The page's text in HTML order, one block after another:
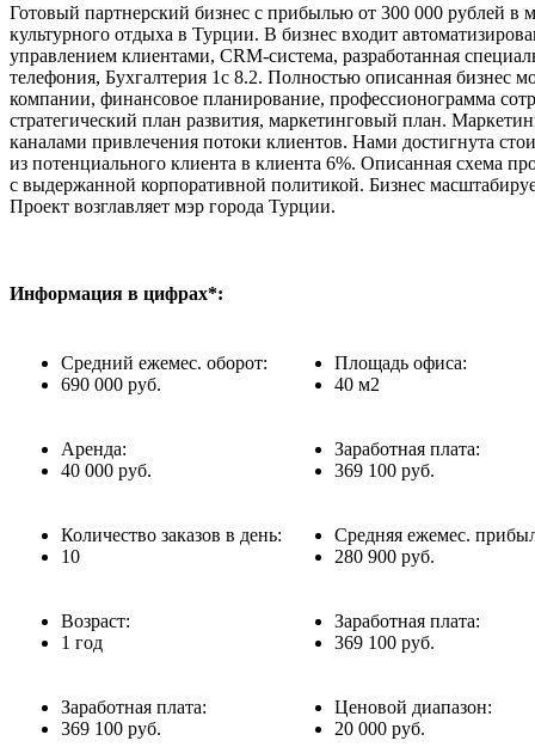
Готовый партнерский бизнес с прибылью от 300 000 рублей в
культурного отдыха в Турции. В бизнес входит
управлением клиентами, CRM-система, разработанная
телефония, Бухгалтерия 1с 8.2. Полностью описанная бизнес
компании, финансовое планирование, профессионограмма
стратегический план развития, маркетинговый план.
каналами привлечения потоки клиентов. Нами достигнута
из потенциального клиента в клиента 6%. Описанная схема
с выдержанной корпоративной политикой. Бизнес
Проект возглавляет мэр города Турции.
Информация в цифрах*:
Средний ежемес. оборот:
690 000 руб.
Площадь офиса:
40 м2
Аренда:
40 000 руб.
Заработная плата:
369 100 руб.
Количество заказов в день:
10
Средняя ежемес.
280 900 руб.
Возраст:
1 год
Заработная плата:
369 100 руб.
Заработная плата:
369 100 руб.
Ценовой диапазон:
20 000 руб.